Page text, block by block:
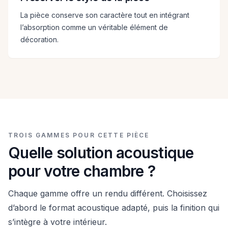
La pièce conserve son caractère tout en intégrant
l’absorption comme un véritable élément de
décoration.
TROIS GAMMES POUR CETTE PIÈCE
Quelle solution acoustique
pour votre chambre ?
Chaque gamme offre un rendu différent. Choisissez
d’abord le format acoustique adapté, puis la finition qui
s’intègre à votre intérieur.